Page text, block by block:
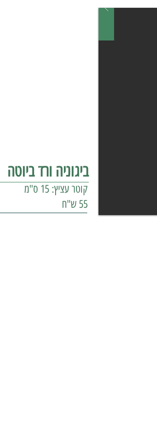
ביגוניה ורד ביוטה
קוטר עציץ: 15 ס"מ
55 ש"ח